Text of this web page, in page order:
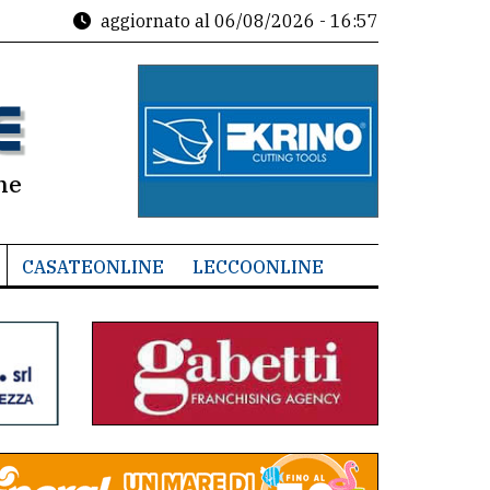
aggiornato al 06/08/2026 - 16:57
CASATEONLINE LECCOONLINE